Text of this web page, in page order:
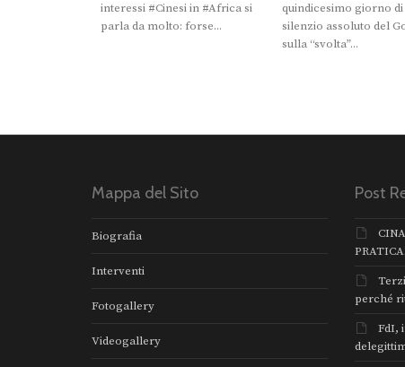
interessi #Cinesi in #Africa si
parla da molto: forse...
quindicesimo giorno di
silenzio assoluto del
‎sulla “svolta”...
Mappa del Sito
Biografia
Interventi
Fotogallery
Videogallery
Post
perché
FdI,